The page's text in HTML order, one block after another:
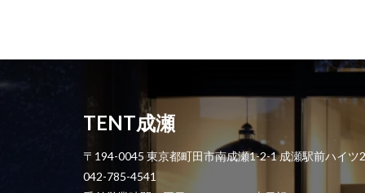
TENT成瀬
〒194-0045 東京都町田市南成瀬1-2-1 成瀬駅前ハイツ
042-785-4541